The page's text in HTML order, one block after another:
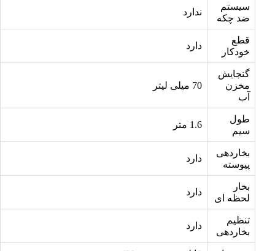
سیستم
ضد چکه
ندارد
قطع
خودکار
دارد
گنجایش
مخزن
آب
70 میلی لیتر
طول
سیم
1.6 متر
بخاردهی
پیوسته
دارد
بخار
لحظه ای
دارد
تنظیم
بخاردهی
دارد